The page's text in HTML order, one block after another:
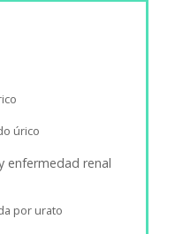
úrico
enfermedad renal
por urato